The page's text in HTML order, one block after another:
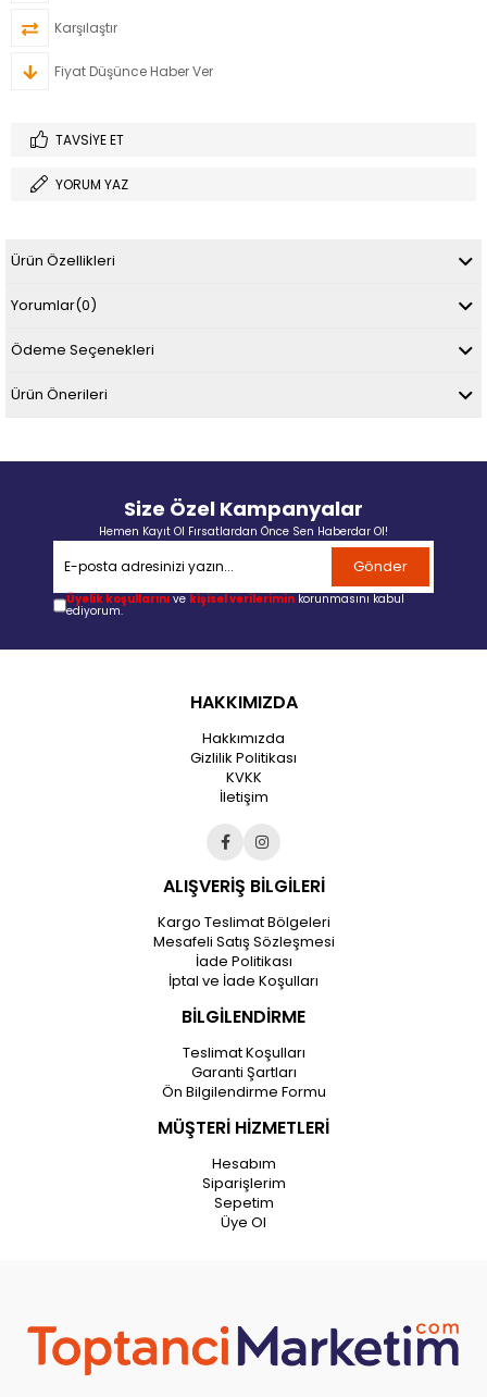
Karşılaştır
Fiyat Düşünce Haber Ver
TAVSIYE ET
YORUM YAZ
Ürün Özellikleri
Yorumlar(0)
Ödeme Seçenekleri
Ürün Önerileri
Size Özel Kampanyalar
Hemen Kayıt Ol Fırsatlardan Önce Sen Haberdar Ol!
Gönder
Üyelik koşullarını ve kişisel verilerimin korunmasını kabul
ediyorum.
HAKKIMIZDA
Hakkımızda
Gizlilik Politikası
KVKK
İletişim
ALIŞVERİŞ BİLGİLERİ
Kargo Teslimat Bölgeleri
Mesafeli Satış Sözleşmesi
İade Politikası
İptal ve İade Koşulları
BİLGİLENDİRME
Teslimat Koşulları
Garanti Şartları
Ön Bilgilendirme Formu
MÜŞTERİ HİZMETLERİ
Hesabım
Siparişlerim
Sepetim
Üye Ol